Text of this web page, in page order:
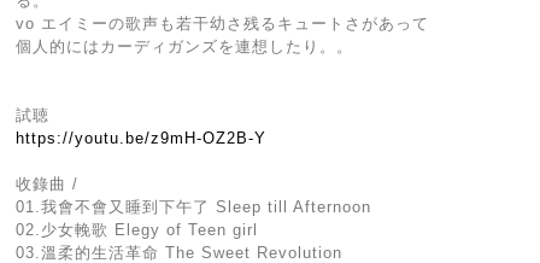
vo エイミーの歌声も若干幼さ残るキュートさがあって
個人的にはカーディガンズを連想したり。。
試聴
https://youtu.be/z9mH-OZ2B-Y
收錄曲 /
01.我會不會又睡到下午了 Sleep till Afternoon
02.少女輓歌 Elegy of Teen girl
03.溫柔的生活革命 The Sweet Revolution